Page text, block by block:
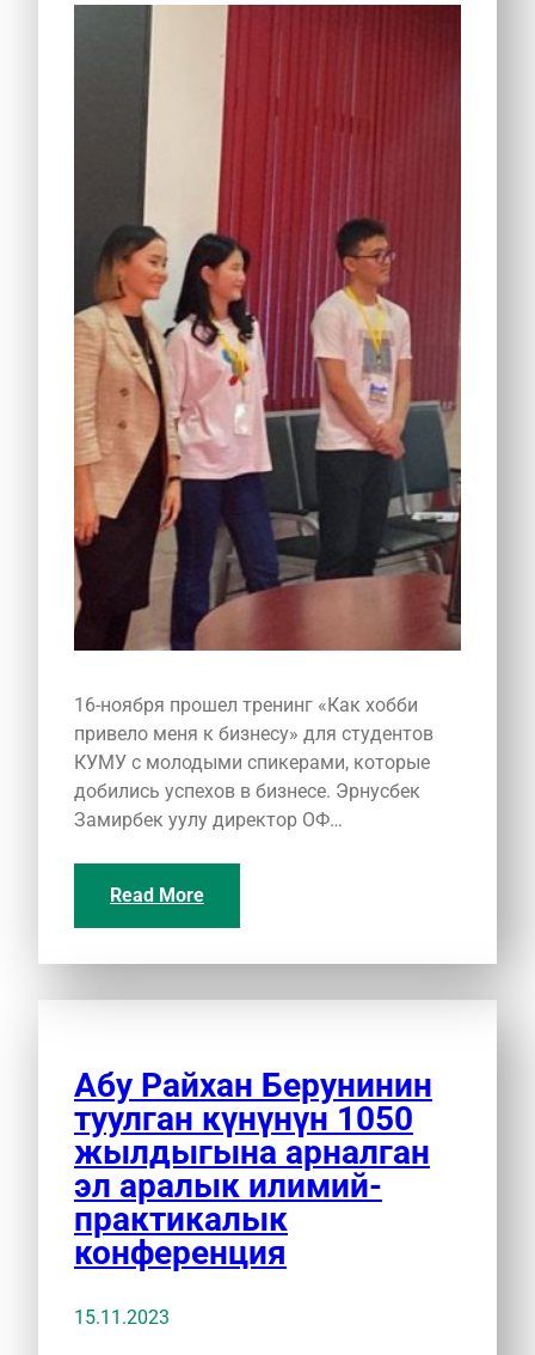
16-ноября прошел тренинг «Как хобби
привело меня к бизнесу» для студентов
КУМУ с молодыми спикерами, которые
добились успехов в бизнесе. Эрнусбек
Замирбек уулу директор ОФ…
Read More
Абу Райхан Берунинин
туулган күнүнүн 1050
жылдыгына арналган
эл аралык илимий-
практикалык
конференция
15.11.2023